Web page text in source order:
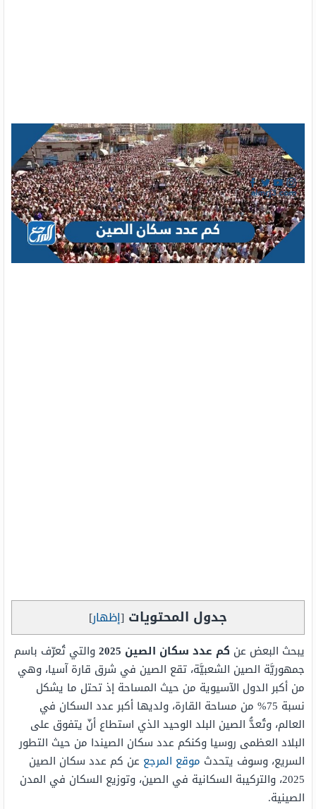
جدول المحتويات [إظهار]
يبحث البعض عن كم عدد سكان الصين 2025
والتي تُعرّف باسم
جمهوريَّة الصين الشعبيَّة، تقع الصين في شرق قارة آسيا، وهي
من أكبر الدول الآسيوية من حيث المساحة إذ تحتل ما يشكل
نسبة 75% من مساحة القارة، ولديها أكبر عدد السكان في
العالم، وتُعدُّ الصين البلد الوحيد الذي استطاع أنّ يتفوق على
البلاد العظمى روسيا وكنكم عدد سكان الصيندا من حيث التطور
السريع، وسوف يتحدث موقع المرجع عن كم عدد سكان الصين
2025، والتركيبة السكانية في الصين، وتوزيع السكان في المدن
الصينية.